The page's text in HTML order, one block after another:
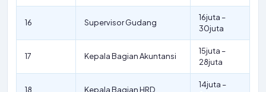
16 Supervisor Gudang
16juta –
30juta
17 Kepala Bagian Akuntansi
15juta –
28juta
18 Kepala Bagian HRD
14juta –